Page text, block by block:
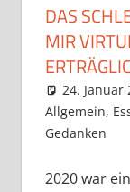
DAS
MIR
24. Januar
Allgemein,
Gedanken
2020 war